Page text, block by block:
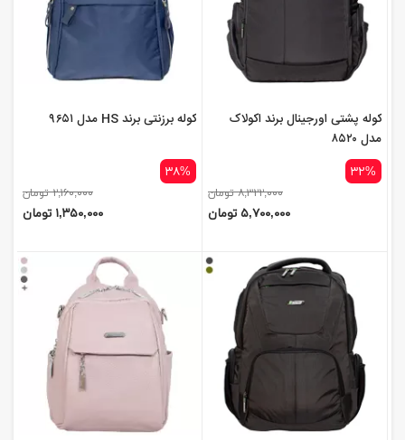
کوله پشتی اورجینال برند اکولاک
مدل ۸۵۲۰
۳۲%
۸,۳۲۲,۰۰۰ تومان
۵,۷۰۰,۰۰۰ تومان
کوله برزنتی برند HS مدل ۹۶۵۱
۳۸%
۲,۱۶۰,۰۰۰ تومان
۱,۳۵۰,۰۰۰ تومان